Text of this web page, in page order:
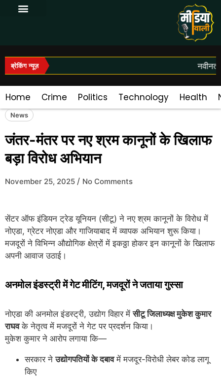
ब्रेकिंग न्यूज़
Home Crime Politics Technology Health
News
जंतर-मंतर पर नए श्रम कानूनों के खिलाफ
बड़ा विरोध अभियान
November 25, 2025 / No Comments
सेंटर ऑफ इंडियन ट्रेड यूनियन (सीटू) ने नए श्रम कानूनों के विरोध में
नोएडा, ग्रेटर नोएडा और गाजियाबाद में व्यापक अभियान शुरू किया।
मजदूरों ने विभिन्न औद्योगिक क्षेत्रों में इकठ्ठा होकर इन कानूनों के खिलाफ
अपनी आवाज उठाई।
अनमोल इंडस्ट्री में गेट मीटिंग, मजदूरों ने जताया गुस्सा
नोएडा की अनमोल इंडस्ट्री, उद्योग विहार मेंसीटू जिलाध्यक्ष मुकेश कुमार
राघवके नेतृत्व में मजदूरों ने गेट पर प्रदर्शन किया।
मुकेश कुमार ने आरोप लगाया कि—
सरकार नेउद्योगपतियों के दबावमें मजदूर-विरोधी लेबर कोड लागू
किए